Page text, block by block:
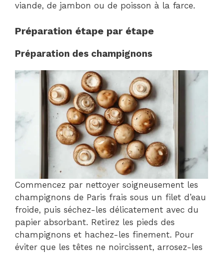
viande, de jambon ou de poisson à la farce.
Préparation étape par étape
Préparation des champignons
Commencez par nettoyer soigneusement les
champignons de Paris frais sous un filet d’eau
froide, puis séchez-les délicatement avec du
papier absorbant. Retirez les pieds des
champignons et hachez-les finement. Pour
éviter que les têtes ne noircissent, arrosez-les